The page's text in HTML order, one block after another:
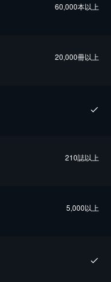
60,000本以上
20,000冊以上
210誌以上
5,000以上